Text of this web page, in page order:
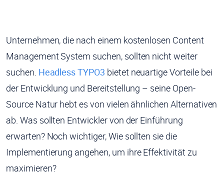
Unternehmen, die nach einem kostenlosen Content
Management System suchen, sollten nicht weiter
suchen. Headless TYPO3 bietet neuartige Vorteile bei
der Entwicklung und Bereitstellung – seine Open-
Source Natur hebt es von vielen ähnlichen Alternativen
ab. Was sollten Entwickler von der Einführung
erwarten? Noch wichtiger, Wie sollten sie die
Implementierung angehen, um ihre Effektivität zu
maximieren?